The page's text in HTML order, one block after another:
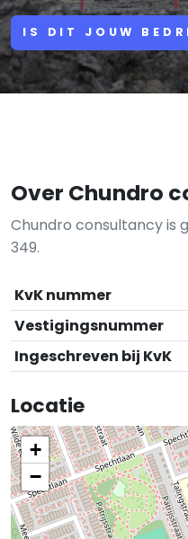
IS DIT JOUW
Over Chundro
Chundro consultancy is
349.
KvK nummer
Vestigingsnummer
Ingeschreven bij KvK
Locatie
+
−